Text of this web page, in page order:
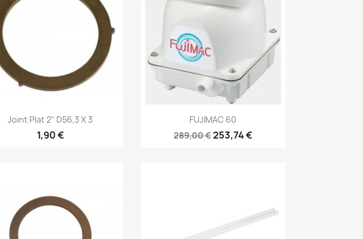
Aperçu rapide
Joint Plat 2" D56,3 X 3
1,90 €
Aperçu rapide
FUJIMAC 60
289,00 €253,74 €